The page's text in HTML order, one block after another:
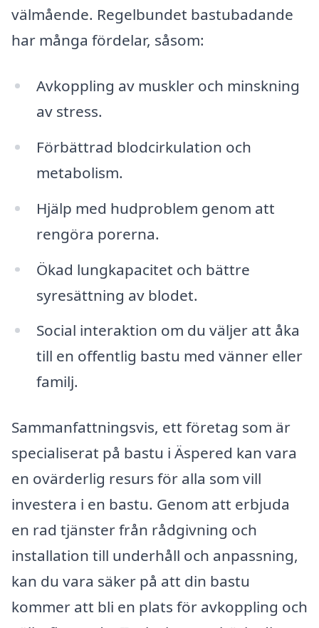
välmående. Regelbundet bastubadande
har många fördelar, såsom:
Avkoppling av muskler och minskning
av stress.
Förbättrad blodcirkulation och
metabolism.
Hjälp med hudproblem genom att
rengöra porerna.
Ökad lungkapacitet och bättre
syresättning av blodet.
Social interaktion om du väljer att åka
till en offentlig bastu med vänner eller
familj.
Sammanfattningsvis, ett företag som är
specialiserat på bastu i Äspered kan vara
en ovärderlig resurs för alla som vill
investera i en bastu. Genom att erbjuda
en rad tjänster från rådgivning och
installation till underhåll och anpassning,
kan du vara säker på att din bastu
kommer att bli en plats för avkoppling och